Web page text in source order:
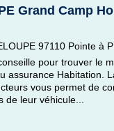
Grand Camp
97110 Pointe à
pour trouver le
assurance Habitation.
vous permet de
leur véhicule...